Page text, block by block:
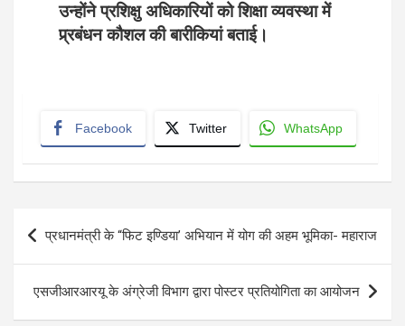
उन्होंने प्रशिक्षु अधिकारियों को शिक्षा व्यवस्था में
प्र्रबंधन कौशल की बारीकियां बताई।
Facebook Twitter WhatsApp
Post
navigation
प्रधानमंत्री के “फिट इण्डिया’ अभियान में योग की अहम भूमिका- महाराज
एसजीआरआरयू के अंग्रेजी विभाग द्वारा पोस्टर प्रतियोगिता का आयोजन